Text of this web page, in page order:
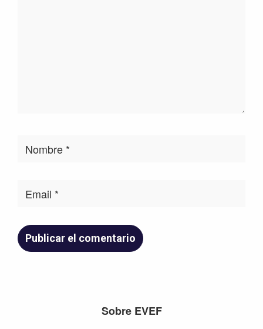
Sobre EVEF